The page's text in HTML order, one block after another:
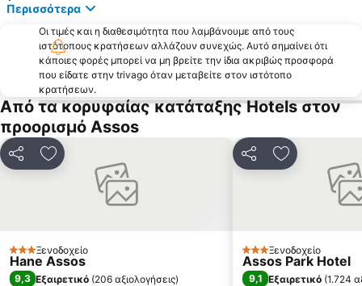
Παραδοσιακός Οικισμός Μόριας
Yesilyurt
Kucukkuyu
Babakale
Ayvalik Belediye Beach
Περισσότερα
Οι τιμές και η διαθεσιμότητα που λαμβάνουμε από τους
ιστότοπους κρατήσεων αλλάζουν συνεχώς. Αυτό σημαίνει ότι
κάποιες φορές μπορεί να μη βρείτε την ίδια ακριβώς προσφορά
που είδατε στην trivago όταν μεταβείτε στον ιστότοπο
κρατήσεων.
Από τα κορυφαίας κατάταξης Hotels στον
προορισμό Assos
ΚοινοποίησηΠροσθήκη στα αγαπημένα
3 ΑστέριαΞενοδοχείο
Hane Assos
9,3 Εξαιρετικό (206 αξιολογήσεις)
ΚοινοποίησηΠροσθήκη
3 ΑστέριαΞενοδοχείο
Assos Park Hotel
9,1 Εξαιρετικό (1.724